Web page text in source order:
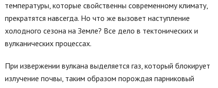
температуры, которые свойственны современному климату,
прекратятся навсегда. Но что же вызовет наступление
холодного сезона на Земле? Все дело в тектонических и
вулканических процессах.
При извержении вулкана выделяется газ, который блокирует
излучение почвы, таким образом порождая парниковый